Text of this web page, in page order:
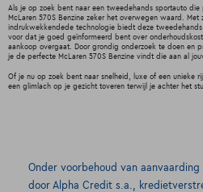
Als je op zoek bent naar een tweedehands sportauto
McLaren 570S Benzine zeker het overwegen waard.
indrukwekkendede technologie biedt deze
voor dat je goed geïnformeerd bent over
aankoop overgaat. Door grondig onderzoek te doen en
je de perfecte McLaren 570S Benzine vindt die aan al
Of je nu op zoek bent naar snelheid, luxe of een unieke
een glimlach op je gezicht toveren terwijl je achter het
Onder voorbehoud van
door Alpha Credit s.a.,